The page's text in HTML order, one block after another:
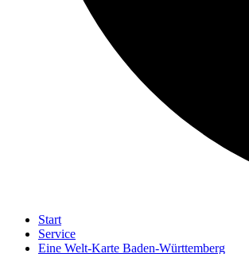
Start
Service
Eine Welt-Karte Baden-Württemberg